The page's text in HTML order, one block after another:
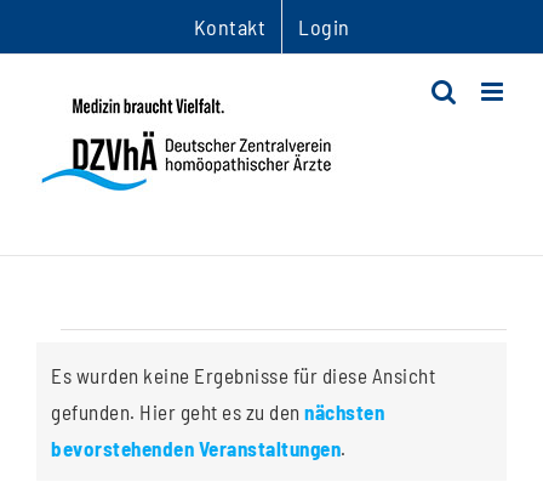
Inhalt
Kontakt Login
Veranstaltungen
Hinweis
Es wurden keine Ergebnisse für diese Ansicht
gefunden. Hier geht es zu den nächsten
bevorstehenden Veranstaltungen.